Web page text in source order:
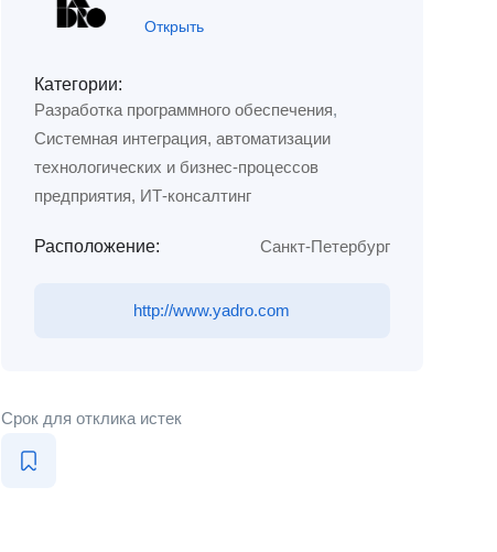
Открыть
Категории:
Разработка программного обеспечения,
Системная интеграция, автоматизации
технологических и бизнес-процессов
предприятия, ИТ-консалтинг
Расположение: Санкт-Петербург
http://www.yadro.com
Срок для отклика истек